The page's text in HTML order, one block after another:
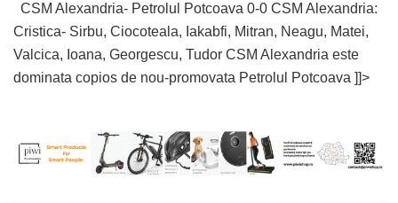
CSM Alexandria- Petrolul Potcoava 0-0 CSM Alexandria:
Cristica- Sirbu, Ciocoteala, Iakabfi, Mitran, Neagu, Matei,
Valcica, Ioana, Georgescu, Tudor CSM Alexandria este
dominata copios de nou-promovata Petrolul Potcoava ]]>